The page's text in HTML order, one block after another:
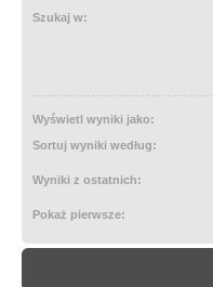
Szukaj w:
Wyświetl wyniki jako:
Sortuj wyniki według:
Wyniki z ostatnich:
Pokaż pierwsze: